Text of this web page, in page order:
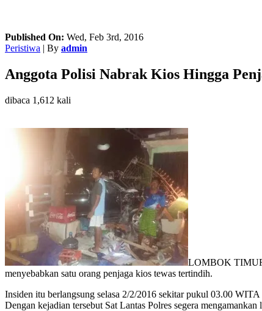
Published On: Wed, Feb 3rd, 2016
Peristiwa | By admin
Anggota Polisi Nabrak Kios Hingga
dibaca 1,612 kali
LOMBOK
menyebabkan satu orang penjaga kios tewas tertindih.
Insiden itu berlangsung selasa 2/2/2016 sekitar pukul 03.00
Dengan kejadian tersebut Sat Lantas Polres segera